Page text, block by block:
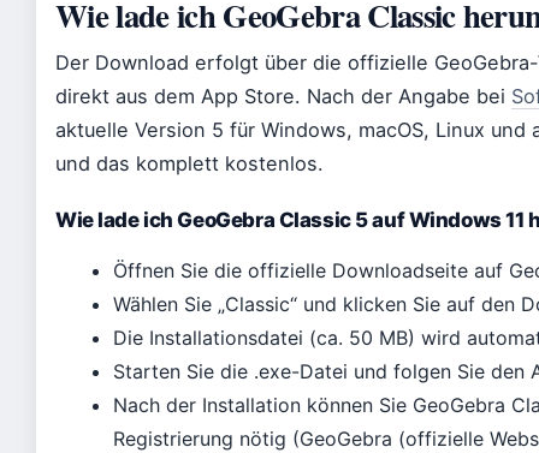
Wie lade ich GeoGebra Classic
Der Download erfolgt über die offizielle
direkt aus dem App Store. Nach der Angabe bei
aktuelle Version 5 für Windows, macOS, Linux
und das komplett kostenlos.
Wie lade ich GeoGebra Classic 5 auf Windows 11
Öffnen Sie die offizielle Downloadseite auf
Wählen Sie „Classic“ und klicken Sie auf den
Die Installationsdatei (ca. 50 MB) wird
Starten Sie die .exe-Datei und folgen Sie den
Nach der Installation können Sie GeoGebra
Registrierung nötig (GeoGebra (offizielle